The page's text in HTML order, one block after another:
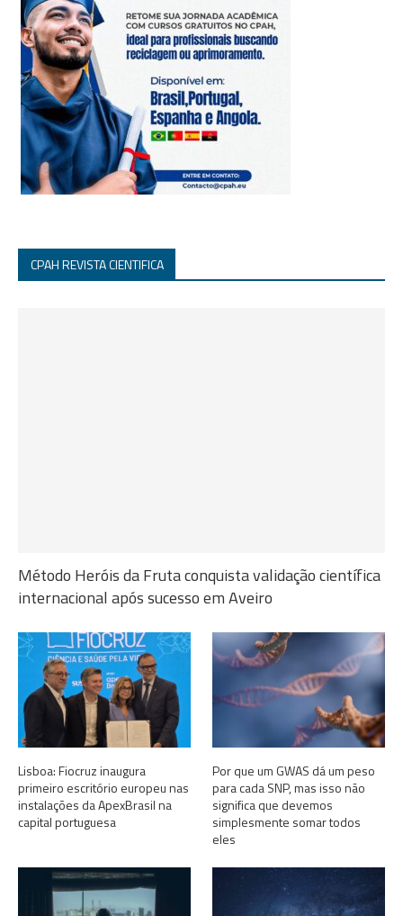
CPAH REVISTA CIENTIFICA
Método Heróis da Fruta conquista validação científica
internacional após sucesso em Aveiro
Lisboa: Fiocruz inaugura
primeiro escritório europeu nas
instalações da ApexBrasil na
capital portuguesa
Por que um GWAS dá um peso
para cada SNP, mas isso não
significa que devemos
simplesmente somar todos
eles